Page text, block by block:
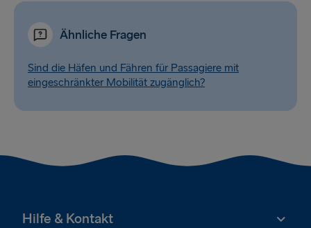
Ähnliche Fragen
Sind die Häfen und Fähren für Passagiere mit
eingeschränkter Mobilität zugänglich?
Hilfe & Kontakt